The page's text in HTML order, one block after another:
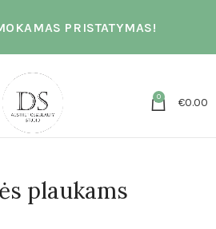
PRISTATYMAS!
0 €0.00
plaukams